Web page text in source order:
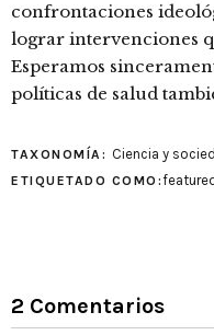
confrontaciones
lograr intervenciones
Esperamos
políticas de salud
TAXONOMÍA: Ciencia y
ETIQUETADO COMO:featured
2 Comentarios